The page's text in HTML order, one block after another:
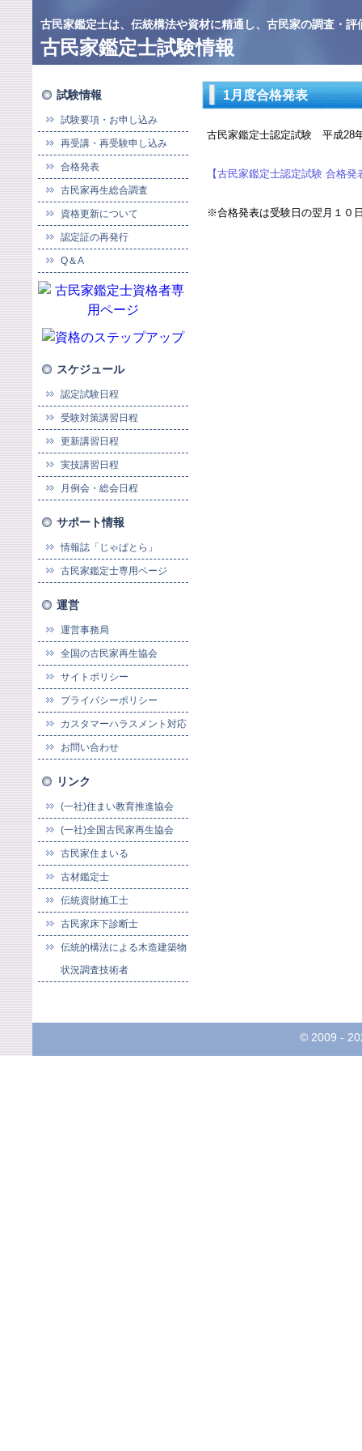
古民家鑑定士は、伝統構法や資材に精通し、古民家の調査・
古民家鑑定士試験情報
試験情報
試験要項・お申し込み
再受講・再受験申し込み
合格発表
古民家再生総合調査
資格更新について
認定証の再発行
Q＆A
スケジュール
認定試験日程
受験対策講習日程
更新講習日程
実技講習日程
月例会・総会日程
サポート情報
情報誌「じゃぱとら」
古民家鑑定士専用ページ
運営
運営事務局
全国の古民家再生協会
サイトポリシー
プライバシーポリシー
カスタマーハラスメント対応
お問い合わせ
リンク
(一社)住まい教育推進協会
(一社)全国古民家再生協会
古民家住まいる
古材鑑定士
伝統資財施工士
古民家床下診断士
伝統的構法による木造建築物
状況調査技術者
1月度合格発表
古民家鑑定士認定試験 平成28
【古民家鑑定士認定試験 合格発
※合格発表は受験日の翌月１０
© 2009 -